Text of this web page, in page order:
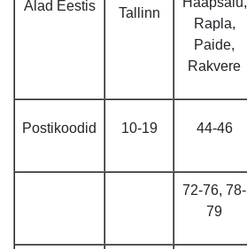
Alad Eestis Tallinn
Rapla,
Paide,
Rakvere
Postikoodid 10-19 44-46
72-76, 78-
79